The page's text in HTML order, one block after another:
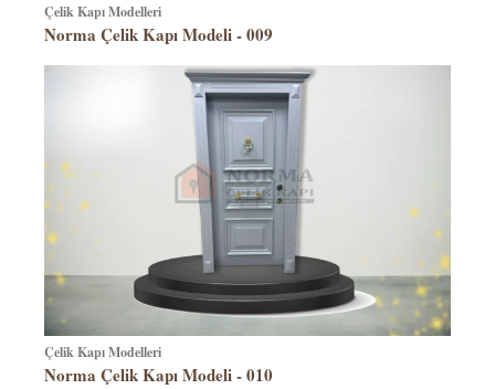
Çelik Kapı Modelleri
Norma Çelik Kapı Modeli - 009
Çelik Kapı Modelleri
Norma Çelik Kapı Modeli - 010